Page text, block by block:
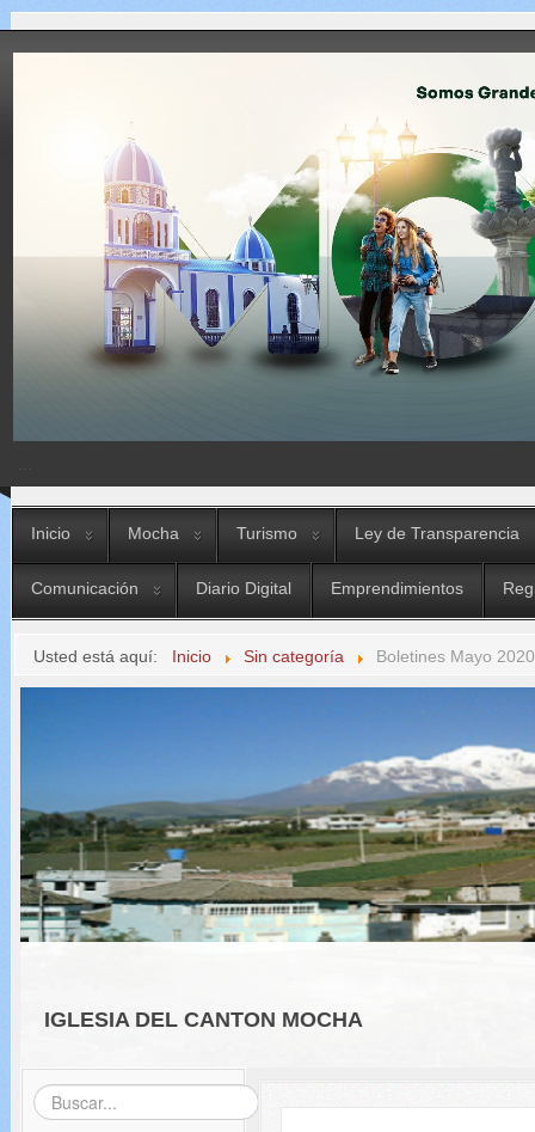
Inicio Mocha Turismo Ley de Transparencia
Comunicación Diario Digital Emprendimientos
Usted está aquí: Inicio Sin categoría Boletines Mayo 2020
IGLESIA DEL CANTON MOCHA
Buscar...